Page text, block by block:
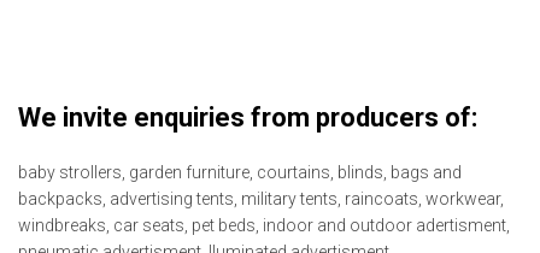
We invite enquiries from producers of:
baby strollers, garden furniture, courtains, blinds, bags and
backpacks, advertising tents, military tents, raincoats, workwear,
windbreaks, car seats, pet beds, indoor and outdoor adertisment,